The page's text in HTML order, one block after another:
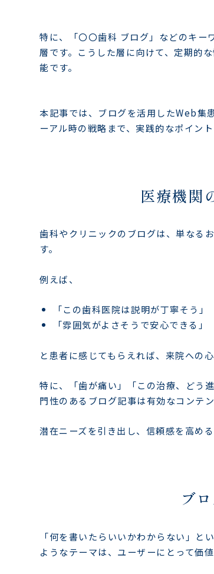
特に、「〇〇歯科 ブログ」などのキ
層です。こうした層に向けて、定期的
能です。
本記事では、ブログを活用したWeb集
ーアル時の戦略まで、実践的なポイント
医療機関
歯科やクリニックのブログは、単なる
す。
例えば、
「この歯科医院は説明が丁寧そう」
「雰囲気がよさそうで安心できる」
と患者に感じてもらえれば、来院への
特に、「歯が痛い」「この治療、どう
門性のあるブログ記事は有効なコンテン
潜在ニーズを引き出し、信頼感を高め
ブ
「何を書いたらいいかわからない」
ようなテーマは、ユーザーにとって価